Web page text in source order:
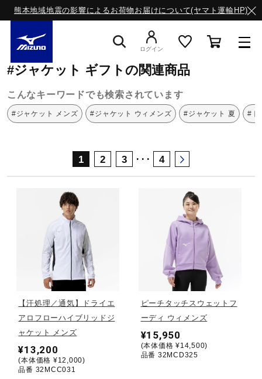
熊本地域地震の影響によるお荷物お届けについて(ヤマト運輸HP)
ライフスタイルウエア
ランニング
サッカー／フットサル
トレーニング
野球
ゴルフ
ログイン
ミズノ公式オンライン
#ジャケット ギフトの関連商品
こんなキーワードでも検索されています
#ジャケット メンズ #ジャケット ウィメンズ #ジャケット 夏 #ト
1 2 3 ･･･ 4
【汗処理／通気】ドライエ
アロフローハイブリッドジ
ャケット メンズ
¥13,200
(本体価格 ¥12,000)
品番 32MCC031
ピーチタッチスウェットフ
ーディ ウィメンズ
¥15,950
(本体価格 ¥14,500)
品番 32MCD325